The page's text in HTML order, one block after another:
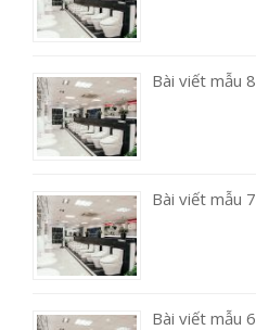
Bài viết mẫu 8
Bài viết mẫu 7
Bài viết mẫu 6